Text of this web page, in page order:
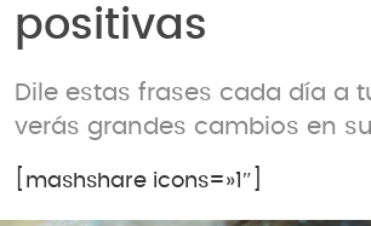
positivas
Dile estas frases cada día a
verás grandes cambios en
[mashshare icons=»1″]